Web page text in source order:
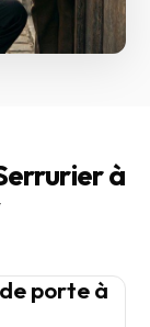
à
porte à